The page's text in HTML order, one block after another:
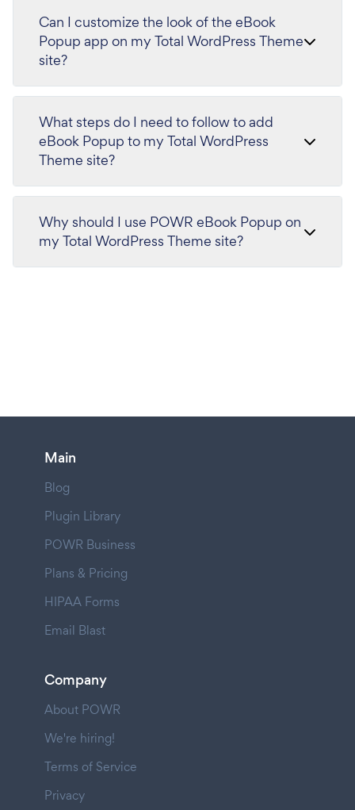
Can I customize the look of the eBook
Popup app on my Total WordPress Theme
site?
What steps do I need to follow to add
eBook Popup to my Total WordPress
Theme site?
Why should I use POWR eBook Popup on
my Total WordPress Theme site?
Main
Blog
Plugin Library
POWR Business
Plans & Pricing
HIPAA Forms
Email Blast
Company
About POWR
We're hiring!
Terms of Service
Privacy